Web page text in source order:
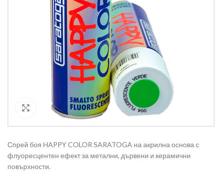
Кликнете за уголемяване
Спрей боя HAPPY COLOR SARATOGA на акрилна основа с
флуоресцентен ефект за метални, дървени и керамични
повърхности.